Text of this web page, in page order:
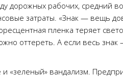
дорожных рабочих, средний
затраты. «Знак — вещь
пленка теряет
оттереть. А если весь знак
«зеленый» вандализм.